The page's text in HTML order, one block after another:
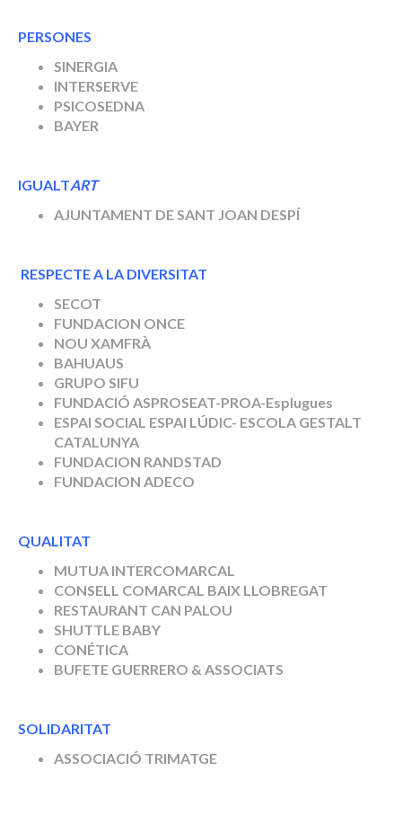
PERSONES
SINERGIA
INTERSERVE
PSICOSEDNA
BAYER
IGUALTART
AJUNTAMENT DE SANT JOAN DESPÍ
RESPECTE A LA DIVERSITAT
SECOT
FUNDACION ONCE
NOU XAMFRÀ
BAHUAUS
GRUPO SIFU
FUNDACIÓ ASPROSEAT-PROA-Esplugues
ESPAI SOCIAL ESPAI LÚDIC- ESCOLA GESTALT
CATALUNYA
FUNDACION RANDSTAD
FUNDACION ADECO
QUALITAT
MUTUA INTERCOMARCAL
CONSELL COMARCAL BAIX LLOBREGAT
RESTAURANT CAN PALOU
SHUTTLE BABY
CONÉTICA
BUFETE GUERRERO & ASSOCIATS
SOLIDARITAT
ASSOCIACIÓ TRIMATGE